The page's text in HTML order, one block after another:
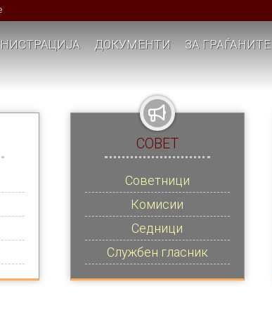
ДОКУМЕНТИ ЗА ГРАЃАНИТЕ
СОВЕТ
Советници
Комисии
Седници
Службен гласник